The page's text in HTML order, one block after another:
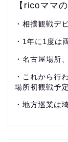
【ricoママ
・相撲観戦デ
・1年に1度は
・名古屋場所
・これから行
場所初観戦予定
・地方巡業は